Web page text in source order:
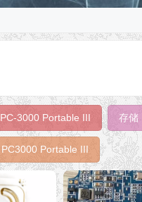
PC-3000 Portable III 存储
PC3000 Portable III